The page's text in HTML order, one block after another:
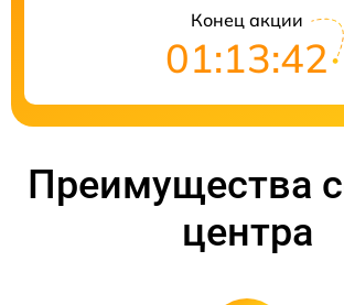
Конец акции
01:13:42
Преимущества
центра